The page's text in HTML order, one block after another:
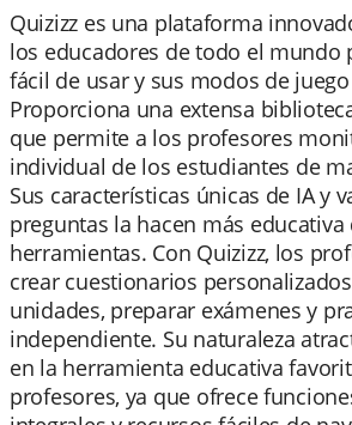
Quizizz es una plataforma
los educadores de todo el mundo
fácil de usar y sus modos de
Proporciona una extensa
que permite a los profesores
individual de los estudiantes de
Sus características únicas de IA y
preguntas la hacen más educativa
herramientas. Con Quizizz, los
crear cuestionarios
unidades, preparar exámenes y
independiente. Su naturaleza
en la herramienta educativa
profesores, ya que ofrece